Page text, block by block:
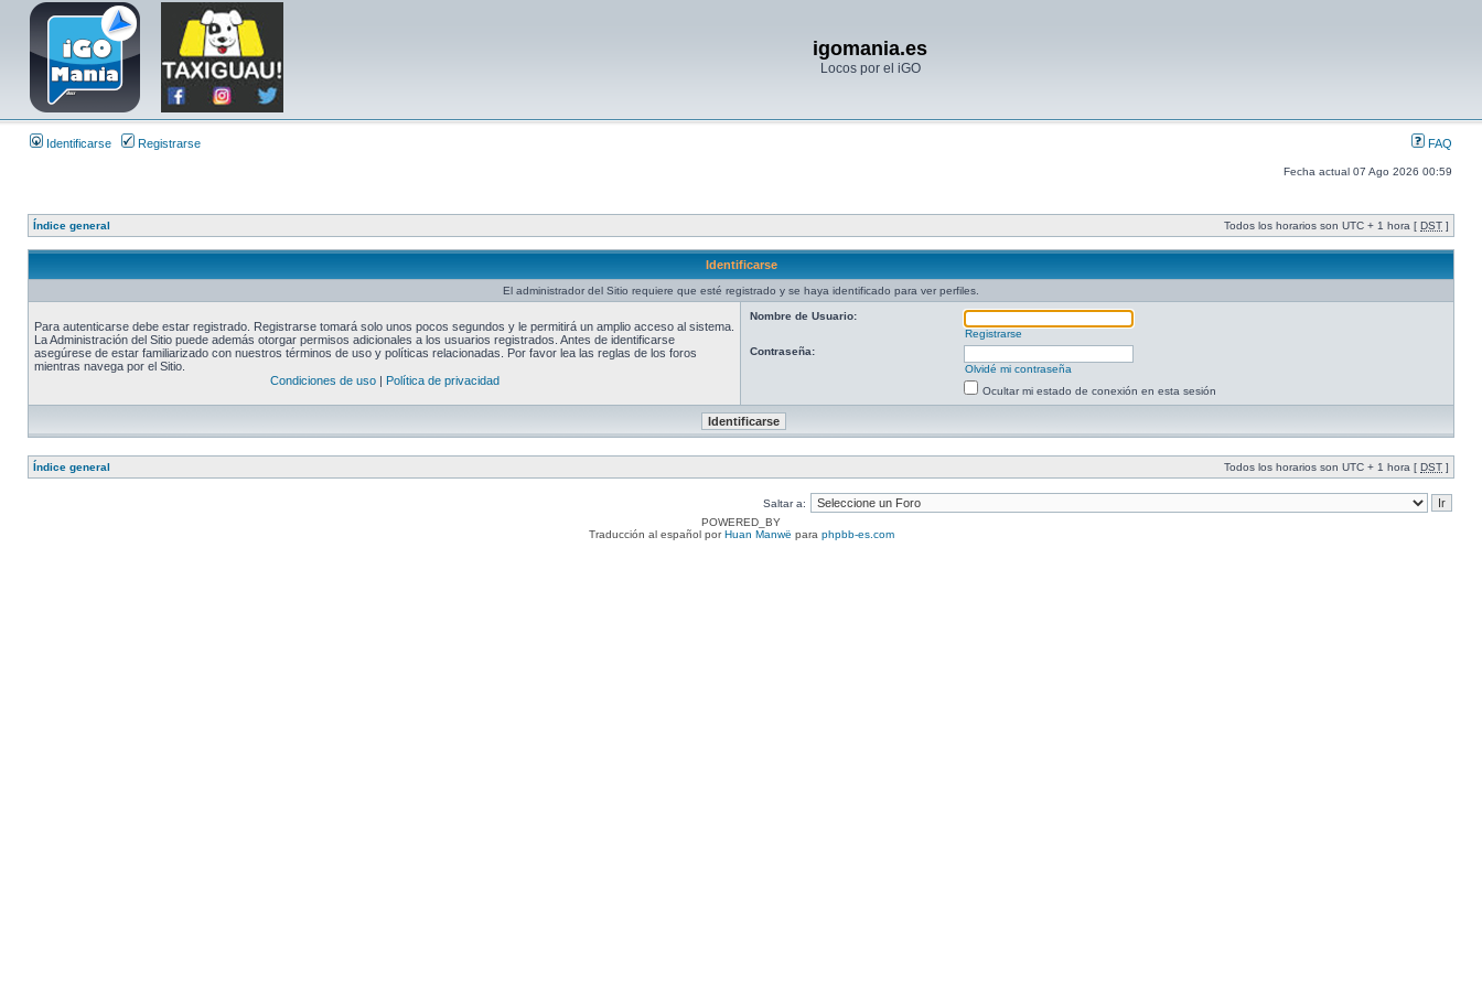
igomania.es
Locos por el iGO
Identificarse Registrarse FAQ
Fecha actual 07 Ago 2026 00:59
Índice general Todos los horarios son UTC + 1 hora [ DST ]
Identificarse
El administrador del Sitio requiere que esté registrado y se haya identificado para ver perfiles.
Para autenticarse debe estar registrado. Registrarse tomará solo unos pocos segundos y le permitirá un amplio acceso al sistema.
La Administración del Sitio puede además otorgar permisos adicionales a los usuarios registrados. Antes de identificarse
asegúrese de estar familiarizado con nuestros términos de uso y políticas relacionadas. Por favor lea las reglas de los foros
mientras navega por el Sitio.
Condiciones de uso| Política de privacidad
Nombre de Usuario:
Registrarse
Contraseña:
Olvidé mi contraseña
Ocultar mi estado de conexión en esta sesión
Índice general Todos los horarios son UTC + 1 hora [ DST ]
Saltar a:
POWERED_BY
Traducción al español porHuan Manwë para phpbb-es.com